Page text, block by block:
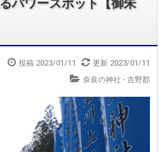
パワースポット【御朱
投稿 2023/01/11
更新 2023/01/11
奈良の神社 - 吉野郡